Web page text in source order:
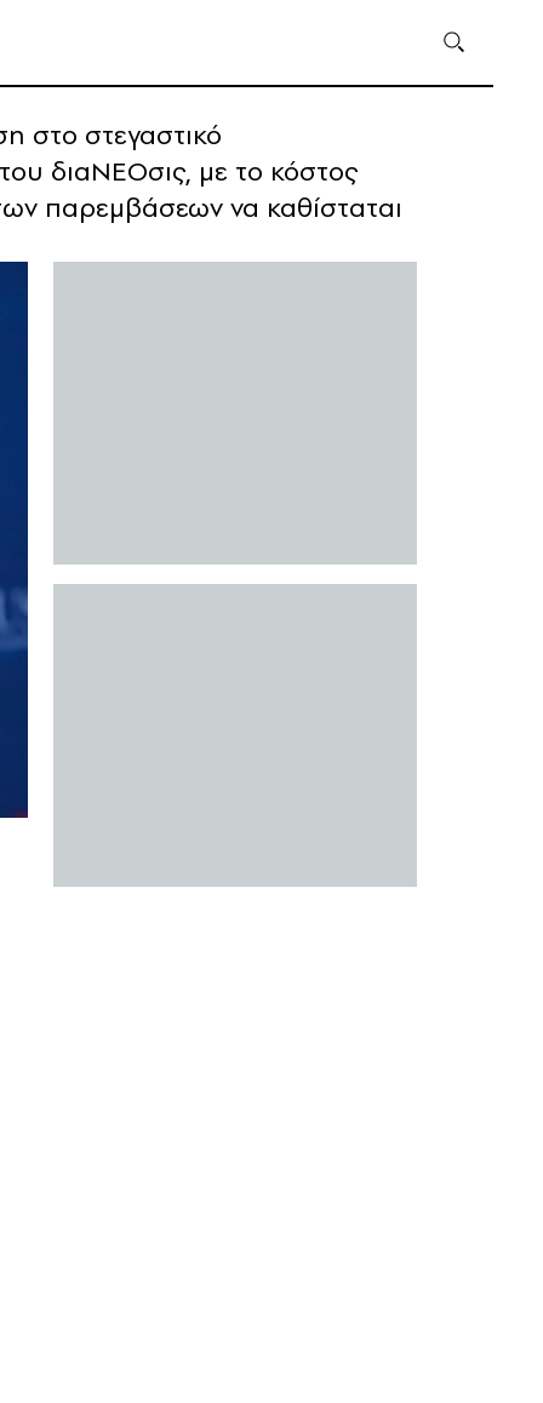
στο στεγαστικό
διαΝΕΟσις, με το κόστος
παρεμβάσεων να καθίσταται